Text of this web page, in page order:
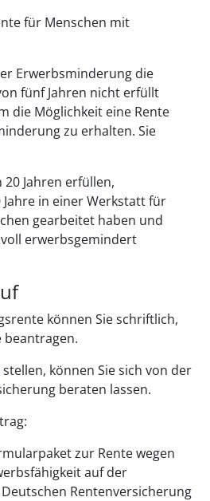
für Menschen mit
Erwerbsminderung die
fünf Jahren nicht erfüllt
die Möglichkeit eine Rente
zu erhalten. Sie
Jahren erfüllen,
Jahre in einer Werkstatt für
gearbeitet haben und
erwerbsgemindert
können Sie schriftlich,
können Sie sich von der
beraten lassen.
zur Rente wegen
auf der
Rentenversicherung